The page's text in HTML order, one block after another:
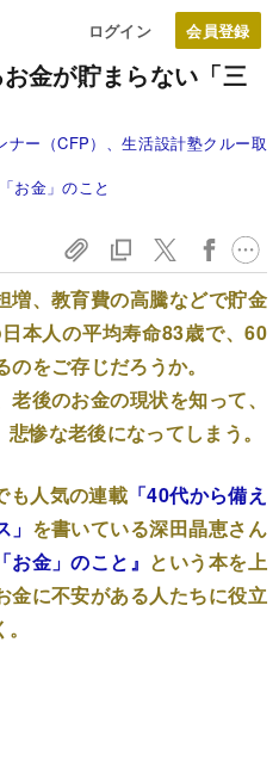
ログイン
お金が貯まらない「三
ナー（CFP）、生活設計塾クルー取
お金」のこと
増、教育費の高騰などで貯金
本人の平均寿命83歳で、60
をご存じだろうか。
後のお金の現状を知って、
惨な老後になってしまう。
も人気の連載 「40代から備え
を書いている深田晶恵さん
お金」のこと』 という本を上
金に不安がある人たちに役立